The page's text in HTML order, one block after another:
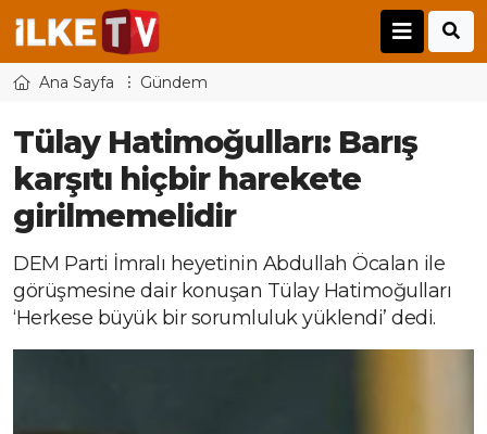
Ana Sayfa Gündem
Tülay Hatimoğulları: Barış
karşıtı hiçbir harekete
girilmemelidir
DEM Parti İmralı heyetinin Abdullah Öcalan ile
görüşmesine dair konuşan Tülay Hatimoğulları
‘Herkese büyük bir sorumluluk yüklendi’ dedi.